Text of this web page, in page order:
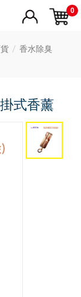
0
香水除臭
式香薰